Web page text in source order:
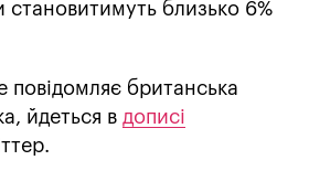
становитимуть близько 6%
повідомляє британська
йдеться в дописі